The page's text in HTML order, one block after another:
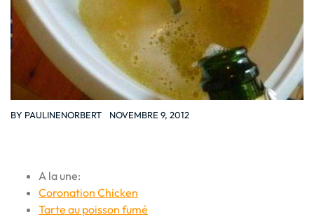
BY PAULINENORBERT NOVEMBRE 9, 2012
A la une:
Coronation Chicken
Tarte au poisson fumé